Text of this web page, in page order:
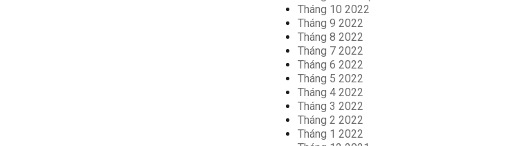
Tháng 10 2022
Tháng 9 2022
Tháng 8 2022
Tháng 7 2022
Tháng 6 2022
Tháng 5 2022
Tháng 4 2022
Tháng 3 2022
Tháng 2 2022
Tháng 1 2022